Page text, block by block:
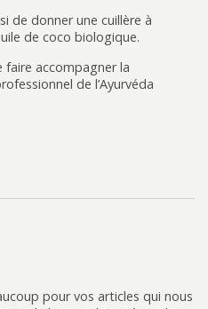
de donner une cuillère à
de coco biologique.
faire accompagner la
de l’Ayurvéda
pour vos articles qui nous